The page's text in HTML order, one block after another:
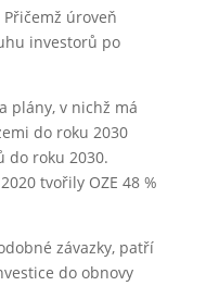
úroveň
investorů po
plány, v nichž má
do roku 2030
do roku 2030.
tvořily OZE 48 %
závazky, patří
do obnovy